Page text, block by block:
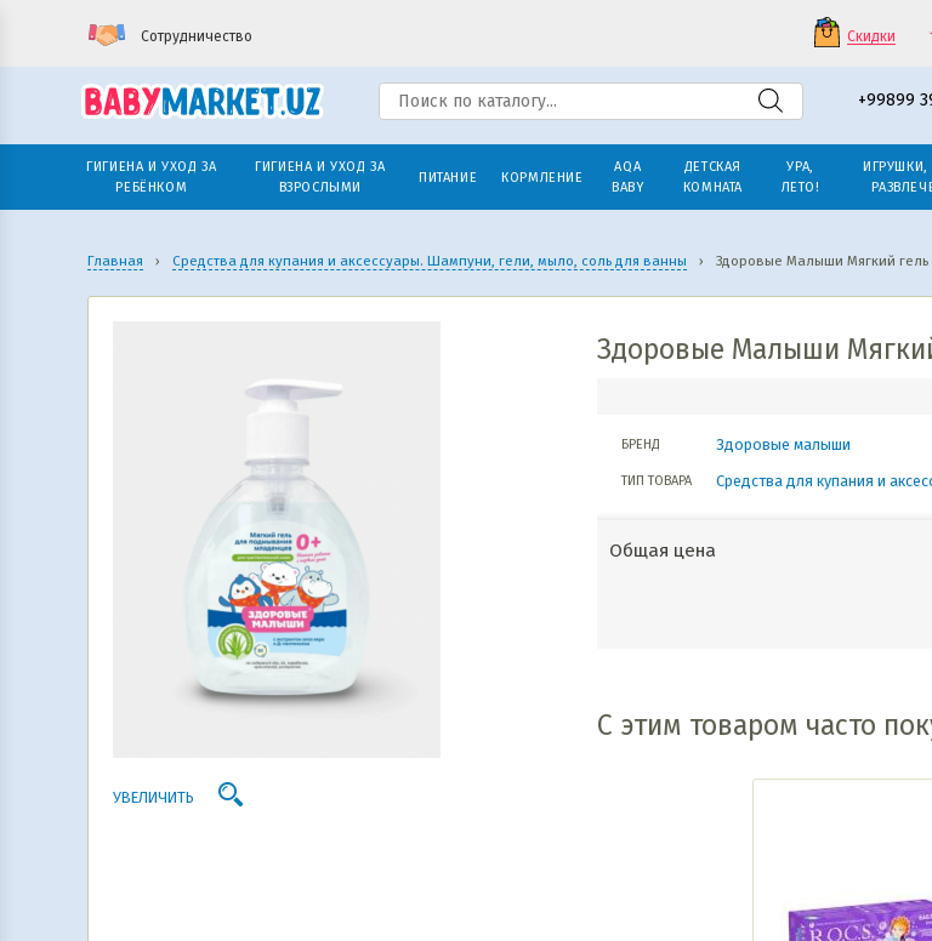
Сотрудничество Скидки
+99899
ГИГИЕНА И УХОД ЗА
РЕБЁНКОМ
ГИГИЕНА И УХОД ЗА
ВЗРОСЛЫМИ
ПИТАНИЕ КОРМЛЕНИЕ
AQA
BABY
ДЕТСКАЯ
КОМНАТА
УРА,
ЛЕТО!
ИГРУШКИ,
Главная › Средства для купания и аксессуары. Шампуни, гели, мыло, соль для ванны › Здоровые Малыши Мягкий
УВЕЛИЧИТЬ
Здоровые Малыши
БРЕНД Здоровые малыши
ТИП ТОВАРА Средства для купания и
Общая цена
С этим товаром часто